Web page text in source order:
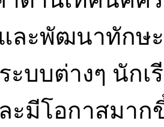
ละพัฒนาทักษ
ะบบต่างๆ นัก
ะมีโอกาสมาก